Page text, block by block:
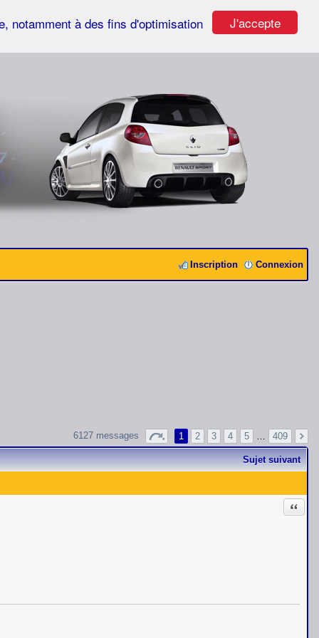
J'accepte
notamment à des fins d'optimisation
Connexion
Inscription
6127 messages 1 2 3 4 5 … 409
Sujet suivant